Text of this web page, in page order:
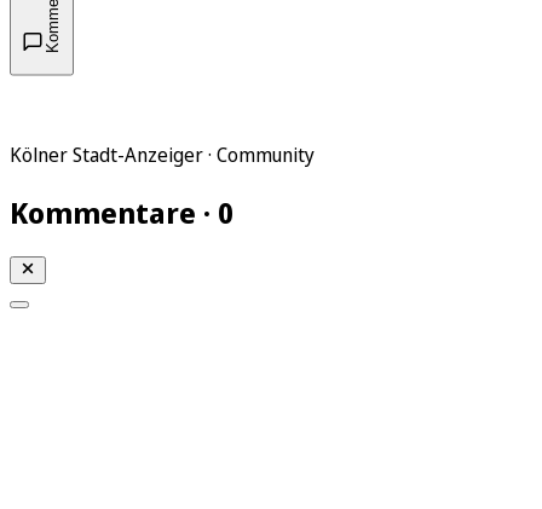
Kölner Stadt-Anzeiger · Community
Kommentare · 0